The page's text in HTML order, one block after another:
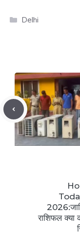
Categories
Delhi
राशिफल